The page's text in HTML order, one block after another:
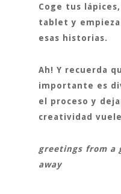
Coge tus
tablet y
esas historias.
Ah! Y recuerda
importante es
el proceso y
creatividad
greetings from a
away